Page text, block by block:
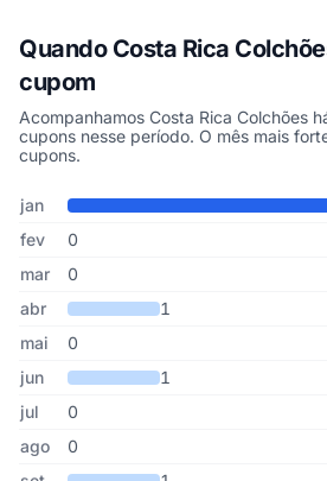
Quando Costa Rica
cupom
Acompanhamos Costa Rica Colchões
cupons nesse período. O mês mais
cupons.
Cupons de Costa Rica Colchões
Mês Cupons publicadosDesconto
jan
fev
0
mar
0
abr
1
mai
0
jun
1
jul
0
ago
0